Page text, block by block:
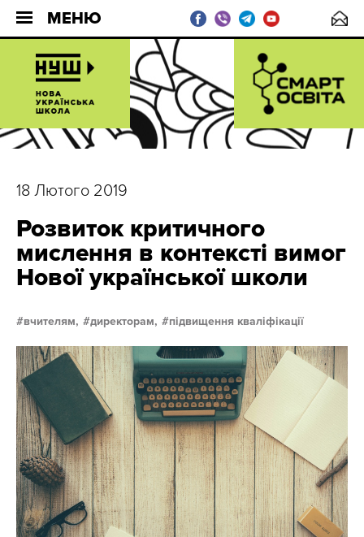
МЕНЮ
18 Лютого 2019
Розвиток критичного
мислення в контексті вимог
Нової української школи
вчителям, директорам, підвищення кваліфікації